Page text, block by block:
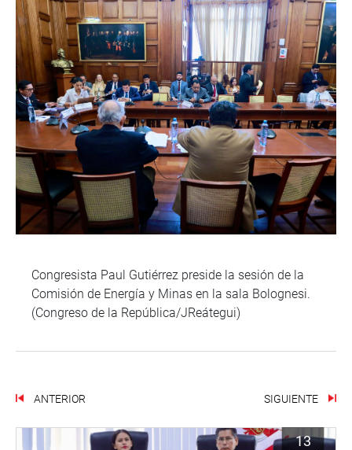
Congresista Paul Gutiérrez preside la sesión de la
Comisión de Energía y Minas en la sala Bolognesi.
(Congreso de la República/JReátegui)
ANTERIOR SIGUIENTE
13